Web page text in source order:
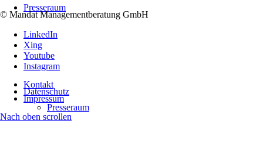
Presseraum
Presseraum
© Mandat Managementberatung GmbH
LinkedIn
Xing
Youtube
Instagram
Kontakt
Datenschutz
Impressum
Nach oben scrollen